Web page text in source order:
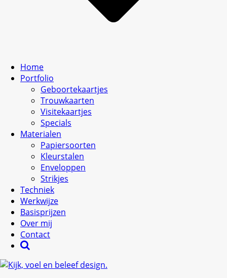
Home
Portfolio
Geboortekaartjes
Trouwkaarten
Visitekaartjes
Specials
Materialen
Papiersoorten
Kleurstalen
Enveloppen
Strikjes
Techniek
Werkwijze
Basisprijzen
Over mij
Contact